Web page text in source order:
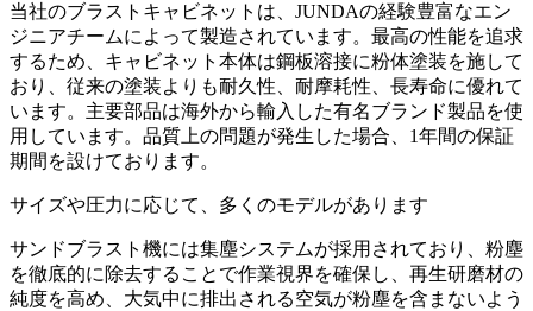
当社のブラストキャビネットは、JUNDAの経験豊富なエン
ジニアチームによって製造されています。最高の性能を追求
するため、キャビネット本体は鋼板溶接に粉体塗装を施して
おり、従来の塗装よりも耐久性、耐摩耗性、長寿命に優れて
います。主要部品は海外から輸入した有名ブランド製品を使
用しています。品質上の問題が発生した場合、1年間の保証
期間を設けております。
サイズや圧力に応じて、多くのモデルがあります
サンドブラスト機には集塵システムが採用されており、粉塵
を徹底的に除去することで作業視界を確保し、再生研磨材の
純度を高め、大気中に排出される空気が粉塵を含まないよう